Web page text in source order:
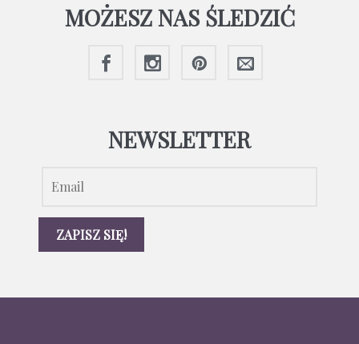
MOŻESZ NAS ŚLEDZIĆ
NEWSLETTER